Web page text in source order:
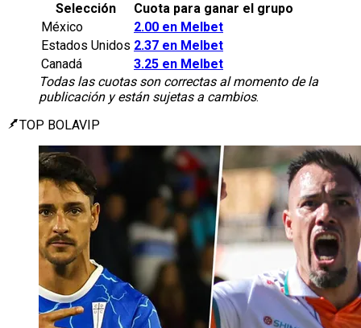
Selección
Cuota para ganar el grupo
México
2.00 en Melbet
Estados Unidos 2.37 en Melbet
Canadá
3.25 en Melbet
Todas las cuotas son correctas al momento de la
publicación y están sujetas a cambios.
TOP BOLAVIP